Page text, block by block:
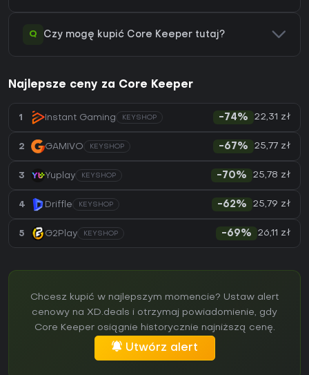
Q Czy mogę kupić Core Keeper tutaj?
Najlepsze ceny za Core Keeper
1 Instant Gaming KEYSHOP -74% 22,31 zł
2 GAMIVO KEYSHOP -67% 25,77 zł
3 Yuplay KEYSHOP -70% 25,78 zł
4 Driffle KEYSHOP -62% 25,79 zł
5 G2Play KEYSHOP -69% 26,11 zł
Chcesz kupić w najlepszym momencie? Ustaw alert
cenowy na XD.deals i otrzymaj powiadomienie, gdy
Core Keeper osiągnie historycznie najniższą cenę.
Utwórz alert